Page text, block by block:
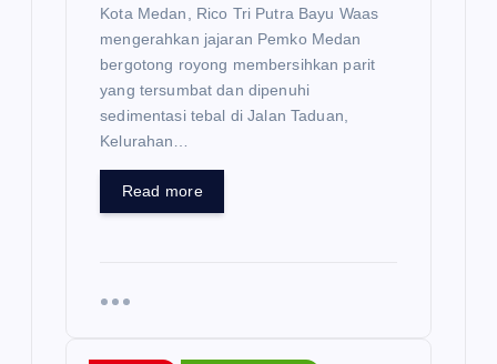
Kota Medan, Rico Tri Putra Bayu Waas
mengerahkan jajaran Pemko Medan
bergotong royong membersihkan parit
yang tersumbat dan dipenuhi
sedimentasi tebal di Jalan Taduan,
Kelurahan…
Read more